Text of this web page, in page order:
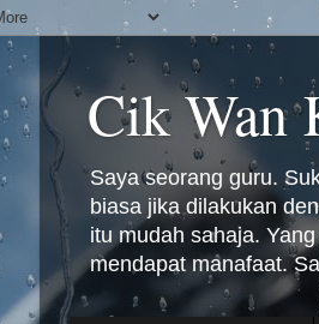
Cik Wan
Saya seorang guru.
biasa jika dilakukan
itu mudah sahaja.
mendapat manafaat.